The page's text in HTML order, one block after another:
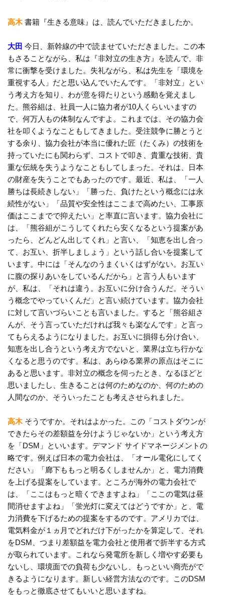
高木書籍『生きる意味』は、読んでいただきましたか。
大田 今日、新幹線の中で読ませていただきました。この本
もさることながら、私は『非対立の生き方』を読んで、非
常に衝撃を受けました。失礼ながら、私は先生を「環境を
重視する人」だと思い込んでいたんです。「非対立」とい
う考え方を知り、わが意を得たりという感動を覚えまし
た。熊谷組は、社員一人に協力者が10人くらいいますの
で、何万人もの体制なんですよ。これまでは、その協力会
社を叩くようなこともしてきました。受注競争に勝とうと
する余り、協力会社が本当に優れた匠（たくみ）の技術を
持っていたにも関わらず、コストで叩き、貴重な技術、貴
重な伝統を失うようなこともしてしまった。それは、日本
の財産を失うことでもあったのです。最近、私は、「一人
勝ちは長続きしない」「勝った、負けたという概念には永
続性がない」「品質や安全性はここまで高めたい、工事原
価はここまでで抑えたい」と率直に言います。協力会社に
は、「熊谷組がこうしてくれたら安くなるという提案があ
ったら、どんどん出してくれ」と言い、「知恵を出し合っ
て、お互い、折半しましょう」という話し合いを提案して
います。中には「そんなのうまくいくはずがない。お互い
に腹の探りあいをしているんだから」と言う人もいます
が、私は、「それは違う。お互いに分け合うんだ。そうい
う概念でやっていくんだ」と言い続けています。協力会社
に対して言いづらいことも言いました。すると「熊谷組さ
んが、そう言っていただければ我々も楽なんです」と言っ
てもらえるようになりました。お互いに損得も分け合い、
知恵を出し合うという考え方でないと、業界は立ち行かな
くなると思うのです。私は、あらゆる業界の原点はそこに
あると思います。非対立の概念を伺ったとき、なるほどと
思いましたし、生きることは何のためなのか、何のための
人間なのか、そういったことも考えさせられました。
高木そうですか。それはよかった。この「コストダウンが
できたらその差額益を分けようじゃないか」という考え方
を「DSM」といいます。デマンド サイドマネージメントの
略です。例えば日本の電力会社は、「オール電化にしてく
ださい」「廊下ももっと明るくしませんか」と、電力消費
を上げる提案をしています。ところが海外の電力会社で
は、「ここはもっと暗くできますよね」「ここの電気は昼
間消せますよね」「蛍光灯に変えてはどうですか」と、電
力消費を下げるための提案をするのです。アメリカでは、
電気料金が１ヵ月でどれだけ下がったかを算定して、それ
をDSM、つまり差額益を電力会社と使用者で折半する方式
が取られています。これなら発電所を新しく増やす必要も
ないし、環境面での負荷も少ないし、もっといい商売がで
きるようになります。新しい経営方法なのです。このDSM
をもっと徹底させてもいいと思いますね。